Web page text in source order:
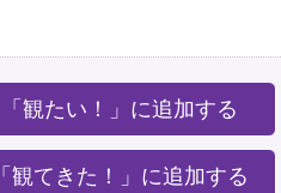
「観たい！」に追加する
「観てきた！」に追加する